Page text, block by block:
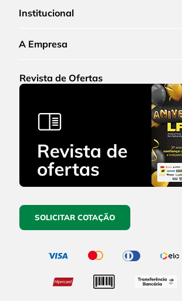
Institucional
A Empresa
Revista de Ofertas
SOLICITAR COTAÇÃO